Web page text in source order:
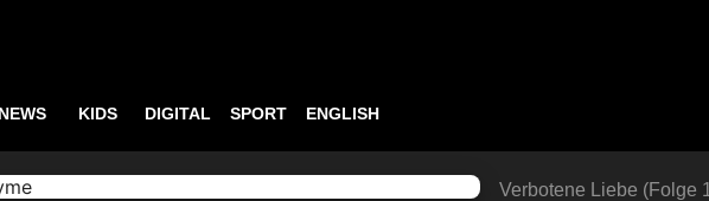
NEWS KIDS DIGITAL SPORT ENGLISH
ABSPIELEN 24:02
Verbotene Liebe (Folge